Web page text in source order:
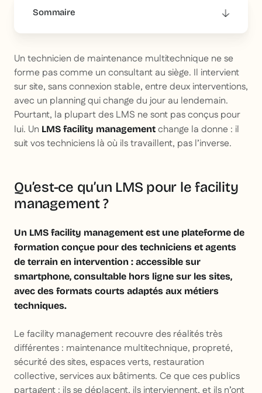
Sommaire
Un technicien de maintenance multitechnique ne se
forme pas comme un consultant au siège. Il intervient
sur site, sans connexion stable, entre deux interventions,
avec un planning qui change du jour au lendemain.
Pourtant, la plupart des LMS ne sont pas conçus pour
lui. Un LMS facility management change la donne : il
suit vos techniciens là où ils travaillent, pas l’inverse.
Qu’est-ce qu’un LMS pour le facility
management ?
Un LMS facility management est une plateforme de
formation conçue pour des techniciens et agents
de terrain en intervention : accessible sur
smartphone, consultable hors ligne sur les sites,
avec des formats courts adaptés aux métiers
techniques.
Le facility management recouvre des réalités très
différentes : maintenance multitechnique, propreté,
sécurité des sites, espaces verts, restauration
collective, services aux bâtiments. Ce que ces publics